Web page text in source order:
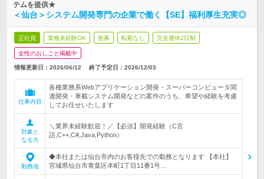
テムを提供★
＜仙台＞システム開発専門の企業で働く【SE】福利厚生充実◎
正社員 業種未経験OK 急募 転勤なし 完全週休2日制
女性のおしごと掲載中
情報更新日：2026/06/12 終了予定日： 2026/12/03
仕事内容
各種業務系Webアプリケーション開発・スーパーコンピュータ関
連開発・車載システム開発などの案件のうち、希望や経験を考慮
してお任せいたします
対象と
なる方
＼業界未経験歓迎！／【必須】開発経験（C言
語,C++,C#,Java,Python）
勤務地
◆本社または仙台市内のお客様先での勤務となります 【本社】
宮城県仙台市青葉区本町1丁目11番1号…